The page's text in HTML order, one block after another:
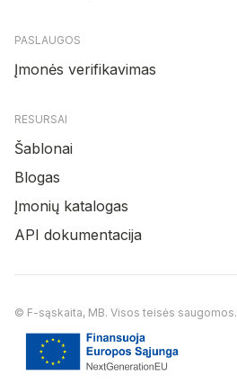
PASLAUGOS
Įmonės verifikavimas
RESURSAI
Šablonai
Blogas
Įmonių katalogas
API dokumentacija
© F-sąskaita, MB. Visos teisės saugomos.